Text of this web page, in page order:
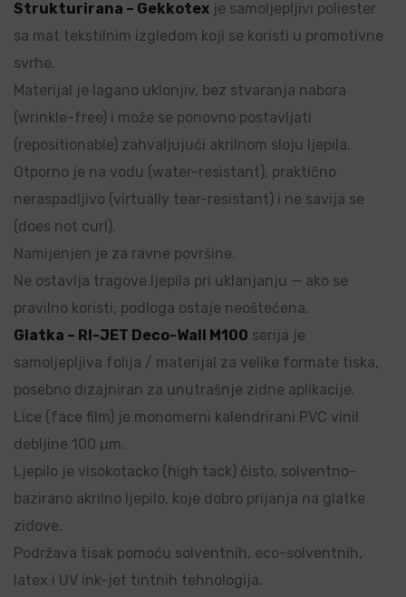
Strukturirana – Gekkotex je samoljepljivi poliester
sa mat tekstilnim izgledom koji se koristi u promotivne
svrhe.
Materijal je lagano uklonjiv, bez stvaranja nabora
(wrinkle-free) i može se ponovno postavljati
(repositionable) zahvaljujući akrilnom sloju ljepila.
Otporno je na vodu (water-resistant), praktično
neraspadljivo (virtually tear-resistant) i ne savija se
(does not curl).
Namijenjen je za ravne površine.
Ne ostavlja tragove ljepila pri uklanjanju — ako se
pravilno koristi, podloga ostaje neoštećena.
Glatka – RI-JET Deco-Wall M100 serija je
samoljepljiva folija / materijal za velike formate tiska,
posebno dizajniran za unutrašnje zidne aplikacije.
Lice (face film) je monomerni kalendrirani PVC vinil
debljine 100 µm.
Ljepilo je visokotacko (high tack) čisto, solventno-
bazirano akrilno ljepilo, koje dobro prijanja na glatke
zidove.
Podržava tisak pomoću solventnih, eco-solventnih,
latex i UV ink-jet tintnih tehnologija.